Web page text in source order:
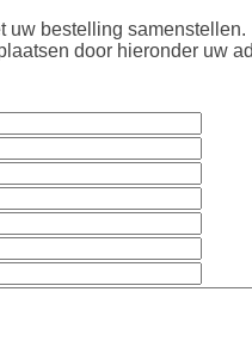
uw bestelling samenstellen.
door hieronder uw